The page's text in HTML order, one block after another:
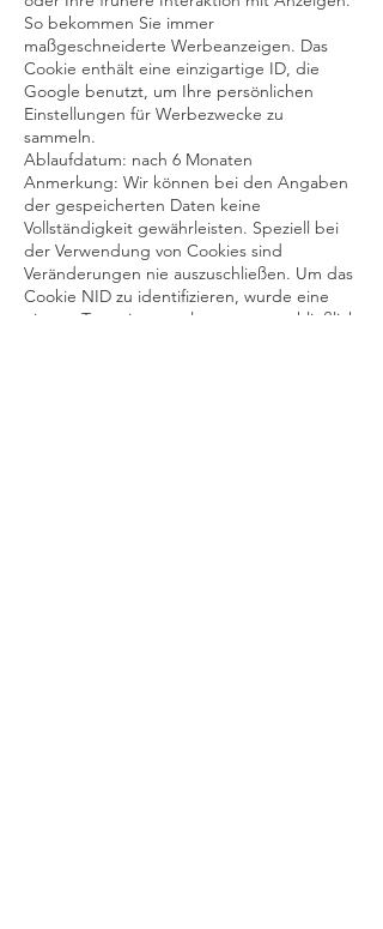
So bekommen Sie immer
maßgeschneiderte Werbeanzeigen. Das
Cookie enthält eine einzigartige ID, die
Google benutzt, um Ihre persönlichen
Einstellungen für Werbezwecke zu
sammeln.
Ablaufdatum: nach 6 Monaten
Anmerkung: Wir können bei den Angaben
der gespeicherten Daten keine
Vollständigkeit gewährleisten. Speziell bei
der Verwendung von Cookies sind
Veränderungen nie auszuschließen. Um das
Cookie NID zu identifizieren, wurde eine
eigene Testseite angelegt, wo ausschließlich